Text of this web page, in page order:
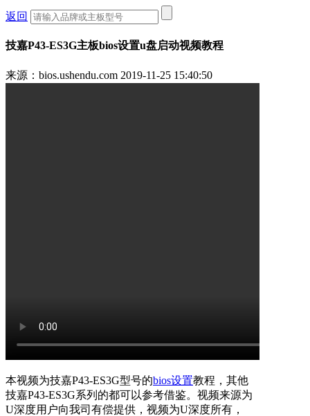
返回
技嘉P43-ES3G主板bios设置u盘启动视频教程
来源：bios.ushendu.com 2019-11-25 15:40:50
本视频为技嘉P43-ES3G型号的bios设置教程，其他
技嘉P43-ES3G系列的都可以参考借鉴。视频来源为
U深度用户向我司有偿提供，视频为U深度所有，